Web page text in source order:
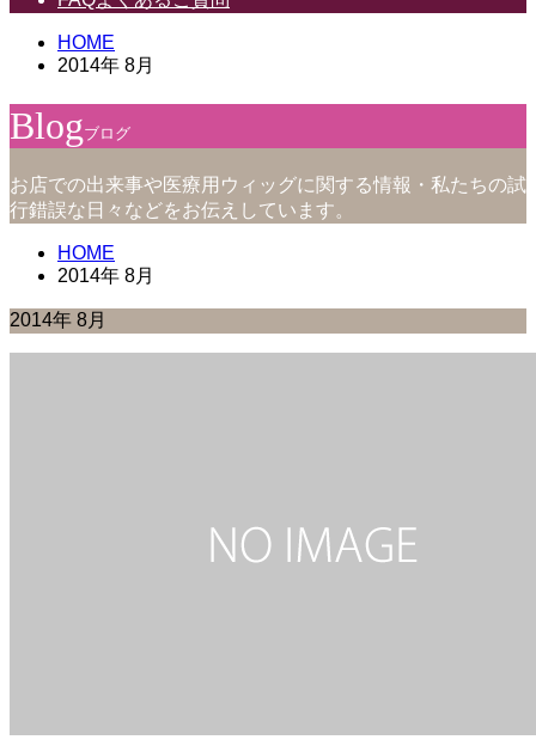
HOME
2014年 8月
Blogブログ
お店での出来事や医療用ウィッグに関する情報・私たちの試
行錯誤な日々などをお伝えしています。
HOME
2014年 8月
2014年 8月